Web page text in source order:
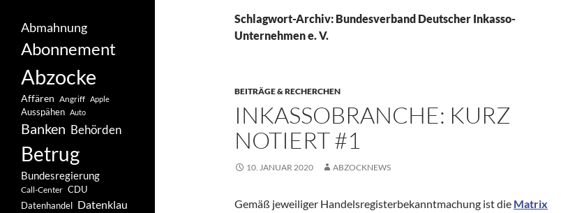
Schlagwort-Archiv: Bundesverband Deutscher Inkasso-
Unternehmen e. V.
BEITRÄGE & RECHERCHEN
INKASSOBRANCHE: KURZ
NOTIERT #1
10. JANUAR 2020 ABZOCKNEWS
Gemäß jeweiliger Handelsregisterbekanntmachung ist die Matrix
Abmahnung
Abonnement
Abzocke
Affären Angriff Apple
Ausspähen Auto
Banken Behörden
Betrug
Bundesregierung
Call-Center CDU
Datenhandel Datenklau